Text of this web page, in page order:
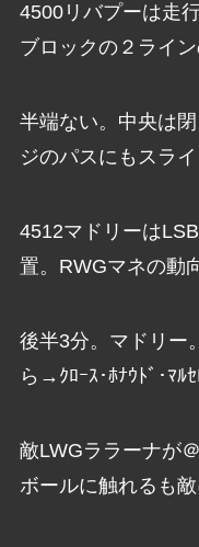
4500リバプーは走
ブロックの２ライ
半端ない。中央は
ジのパスにもスラ
4512マドリーは
置。RWGマネの動
後半3分。マドリー
ら→ｸﾛｰｽ･ﾎﾅｳﾄﾞ･ﾏﾙ
敵LWGララーナが
ボールに触れるも敵